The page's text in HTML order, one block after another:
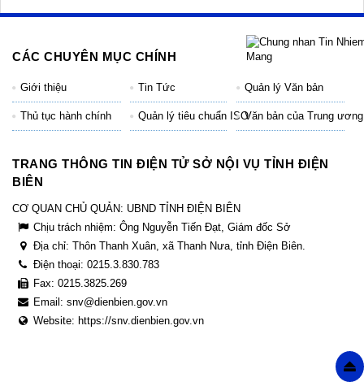
CÁC CHUYÊN MỤC CHÍNH
Giới thiệu Tin Tức Quản lý Văn bản
Thủ tục hành chính Quản lý tiêu chuẩn ISOVăn bản của Trung ương
TRANG THÔNG TIN ĐIỆN TỬ SỞ NỘI VỤ TỈNH ĐIỆN
BIÊN
CƠ QUAN CHỦ QUẢN: UBND TỈNH ĐIỆN BIÊN
Chịu trách nhiệm: Ông Nguyễn Tiến Đạt, Giám đốc Sở
Địa chỉ: Thôn Thanh Xuân, xã Thanh Nưa, tỉnh Điện Biên.
Điện thoại: 0215.3.830.783
Fax: 0215.3825.269
Email: snv@dienbien.gov.vn
Website: https://snv.dienbien.gov.vn